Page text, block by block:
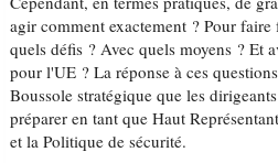
agir comment exactement ? Pour faire
quels défis ? Avec quels moyens ? Et
pour l'UE ? La réponse à ces
Boussole stratégique que les
préparer en tant que Haut
et la Politique de sécurité.